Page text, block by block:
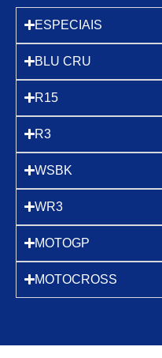
ESPECIAIS
BLU CRU
R15
R3
WSBK
WR3
MOTOGP
MOTOCROSS